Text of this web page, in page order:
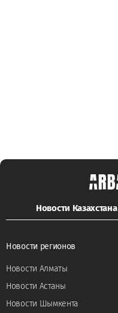
Новости Казахстана
Новости регионов
Новости Алматы
Новости Астаны
Новости Шымкента